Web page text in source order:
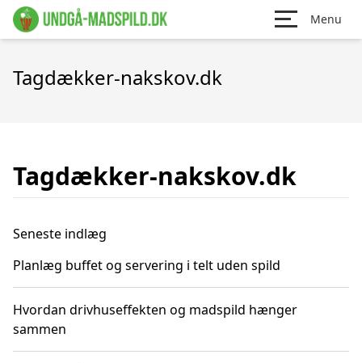
Menu
Tagdækker-nakskov.dk
Tagdækker-nakskov.dk
Seneste indlæg
Planlæg buffet og servering i telt uden spild
Hvordan drivhuseffekten og madspild hænger
sammen